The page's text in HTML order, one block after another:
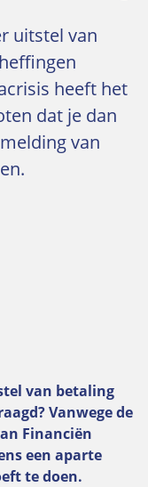
uitstel van
heeft het
dat je dan
van
van betaling
Vanwege de
Financiën
een aparte
te doen.